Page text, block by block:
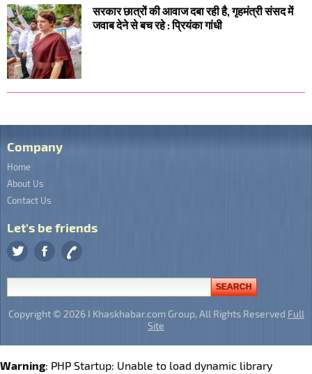
सरकार छात्रों की आवाज दबा रही है, गृहमंत्री संसद में
जवाब देने से बच रहे : प्रियंका गांधी
Company
Home
About Us
Contact Us
Let's be friends
Copyright © 2026 I Khaskhabar.com Group, All Rights Reserved Full
Site
Warning: PHP Startup: Unable to load dynamic library